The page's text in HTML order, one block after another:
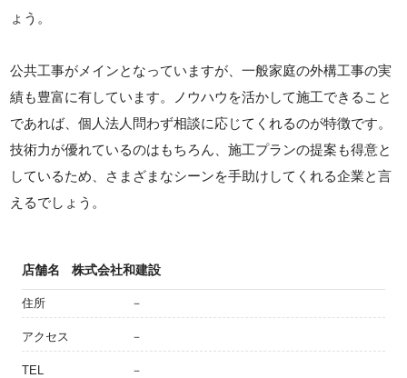
ょう。
公共工事がメインとなっていますが、一般家庭の外構工事の実
績も豊富に有しています。ノウハウを活かして施工できること
であれば、個人法人問わず相談に応じてくれるのが特徴です。
技術力が優れているのはもちろん、施工プランの提案も得意と
しているため、さまざまなシーンを手助けしてくれる企業と言
えるでしょう。
店舗名 株式会社和建設
住所 －
アクセス －
TEL －